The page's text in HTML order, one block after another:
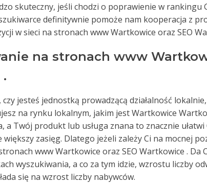
skuteczny, jeśli chodzi o poprawienie w rankingu
definitywnie pomoże nam kooperacja z
w sieci na stronach www Wartkowice oraz SEO
na stronach www
jesteś jednostką prowadzącą działalność
na rynku lokalnym, jakim jest Wartkowice
a Twój produkt lub usługa znana to znacznie
większy zasięg. Dlatego jeżeli zależy Ci na mocnej
www Wartkowice oraz SEO Wartkowice . Da
wyszukiwania, a co za tym idzie, wzrostu liczby
się na wzrost liczby nabywców.